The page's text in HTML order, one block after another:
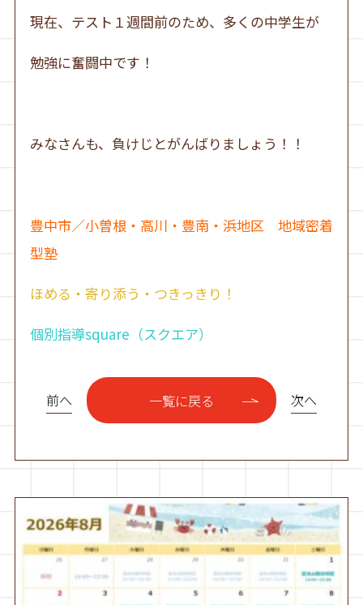
現在、テスト１週間前のため、多くの中学生が
勉強に奮闘中です！
みなさんも、負けじとがんばりましょう！！
豊中市／小曽根・高川・豊南・浜地区 地域密着
型塾
ほめる・寄り添う・つきっきり！
個別指導square（スクエア）
前へ 一覧に戻る 次へ